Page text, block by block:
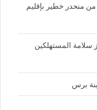
من منحدر خطير بإقليم
سلامة المستهلكين
برس